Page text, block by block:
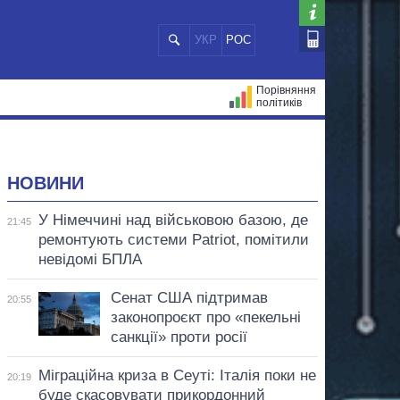
УКР РОС
Порівняння
політиків
НОВИНИ
21:45
У Німеччині над військовою базою, де
ремонтують системи Patriot, помітили
невідомі БПЛА
20:55
Сенат США підтримав
законопроєкт про «пекельні
санкції» проти росії
20:19
Міграційна криза в Сеуті: Італія поки не
буде скасовувати прикордонний